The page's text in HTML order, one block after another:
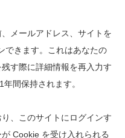
メールアドレス、サイトを
できます。これはあなたの
す際に詳細情報を再入力す
間保持されます。
、このサイトにログインす
Cookie を受け入れられる